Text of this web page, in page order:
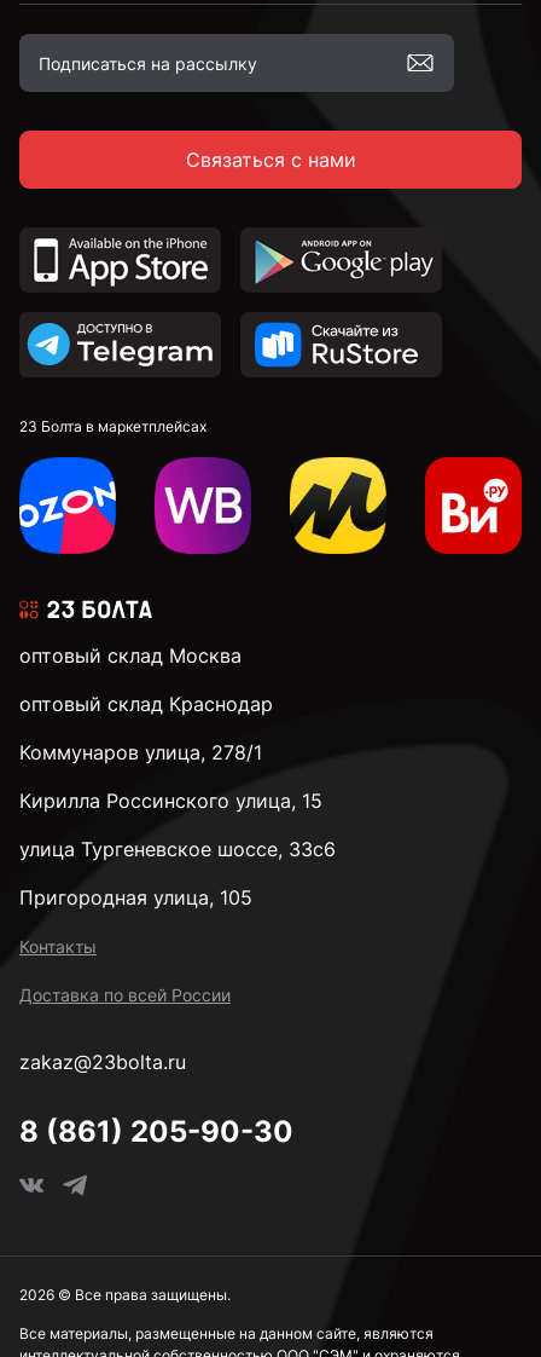
Желтый цинк
М8
М10
М12
М14
М24
М30
Под ключ 10 мм
Связаться с нами
23 Болта в маркетплейсах
оптовый склад Москва
оптовый склад Краснодар
Коммунаров улица, 278/1
Кирилла Россинского улица, 15
улица Тургеневское шоссе, 33с6
Пригородная улица, 105
Контакты
Доставка по всей России
zakaz@23bolta.ru
8 (861) 205-90-30
Все материалы, размещенные на данном сайте, являются
2026 © Все права защищены.